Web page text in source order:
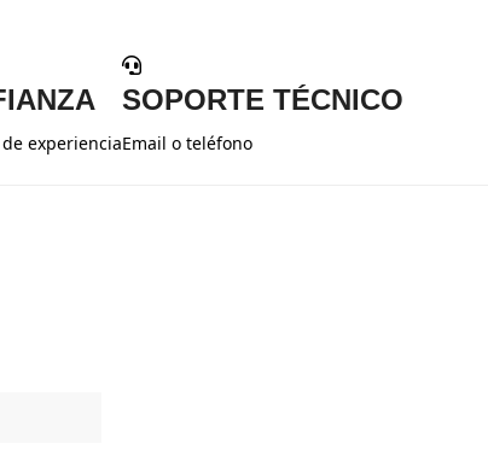
experiencia
SOPORTE TÉCNICO
Email o teléfono